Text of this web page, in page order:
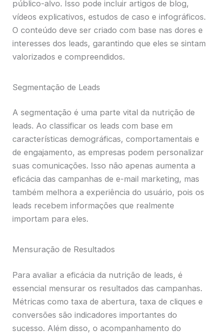
público-alvo. Isso pode incluir artigos de blog,
vídeos explicativos, estudos de caso e infográficos.
O conteúdo deve ser criado com base nas dores e
interesses dos leads, garantindo que eles se sintam
valorizados e compreendidos.
Segmentação de Leads
A segmentação é uma parte vital da nutrição de
leads. Ao classificar os leads com base em
características demográficas, comportamentais e
de engajamento, as empresas podem personalizar
suas comunicações. Isso não apenas aumenta a
eficácia das campanhas de e-mail marketing, mas
também melhora a experiência do usuário, pois os
leads recebem informações que realmente
importam para eles.
Mensuração de Resultados
Para avaliar a eficácia da nutrição de leads, é
essencial mensurar os resultados das campanhas.
Métricas como taxa de abertura, taxa de cliques e
conversões são indicadores importantes do
sucesso. Além disso, o acompanhamento do